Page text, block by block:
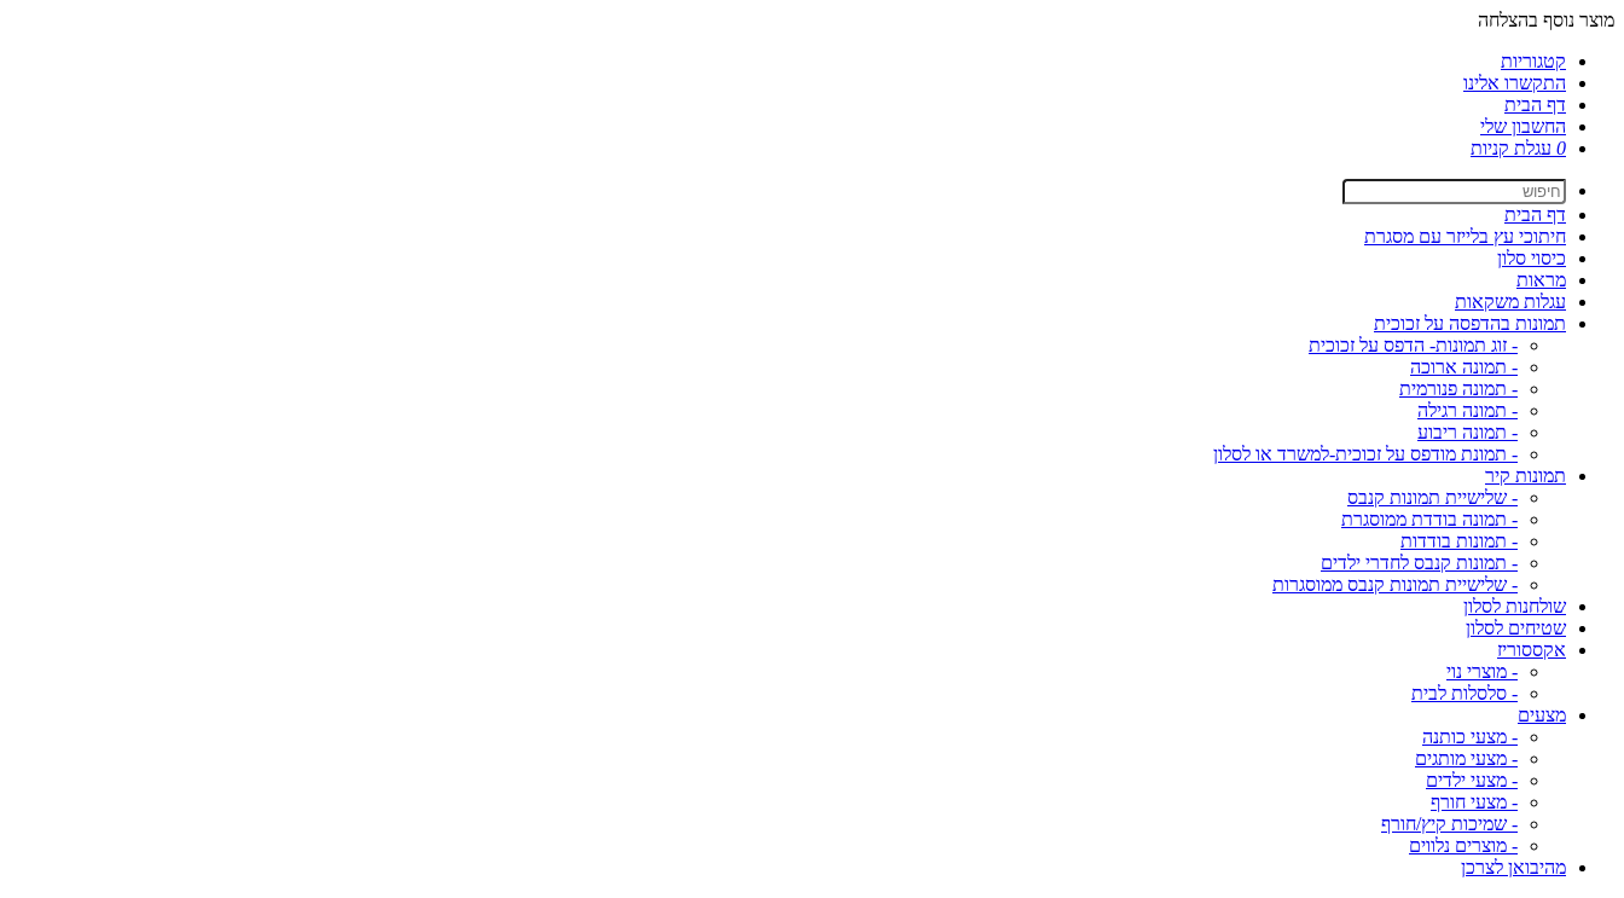
מוצר נוסף בהצלחה
קטגוריות
התקשרו אלינו
דף הבית
החשבון שלי
0 עגלת קניות
דף הבית
חיתוכי עץ בלייזר עם מסגרת
כיסוי סלון
מראות
עגלות משקאות
תמונות בהדפסה על זכוכית
- זוג תמונות- הדפס על זכוכית
- תמונה ארוכה
- תמונה פנורמית
- תמונה רגילה
- תמונה ריבוע
- תמונת מודפס על זכוכית-למשרד או לסלון
תמונות קיר
- שלישיית תמונות קנבס
- תמונה בודדת ממוסגרת
- תמונות בודדות
- תמונות קנבס לחדרי ילדים
- שלישיית תמונות קנבס ממוסגרות
שולחנות לסלון
שטיחים לסלון
אקססוריז
- מוצרי נוי
- סלסלות לבית
מצעים
- מצעי כותנה
- מצעי מותגים
- מצעי ילדים
- מצעי חורף
- שמיכות קיץ/חורף
- מוצרים נלווים
מהיבואן לצרכן